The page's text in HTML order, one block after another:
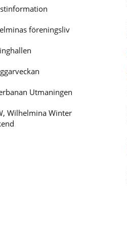
föreningsliv
Utmaningen
Wilhelmina Winter